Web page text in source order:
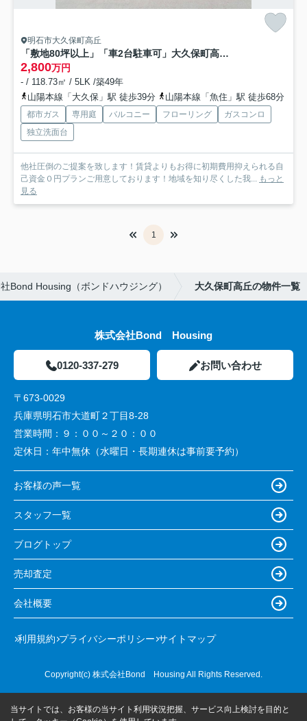
明石市大久保町高丘
「敷地80坪以上」「車2台駐車可」大久保町高丘1丁目 築44年
2,800万円
- / 118.73㎡ / 5LK /築49年
山陽本線「大久保」駅 徒歩39分
山陽本線「魚住」駅 徒歩68分
都市ガス 専用庭 バルコニー フローリング
ガスコンロ
独立洗面台
他社圧倒のご提案を致します！賃貸よりもお得に初期費用抑えられる自
己資金０円プランご用意しております！地域を知り尽くした我... もっと
見る
1
Bond Housing（ボンドハウジング） 大久保町高丘の物件一覧
株式会社Bond Housing
0120-337-279 お問い合わせ
〒673-0029
兵庫県明石市大道町２丁目8-28
営業時間： ９：００～２０：００
定休日： 年中無休（水曜日・長期連休は事前要予約）
お客様の声一覧
スタッフ一覧
ブログトップ
売却査定
会社概要
利用規約 プライバシーポリシー サイトマップ
Copyright(c) 株式会社Bond Housing All Rights Reserved.
当サイトでは、お客様の当サイト利用状況把握、サービス向上検討を目的と